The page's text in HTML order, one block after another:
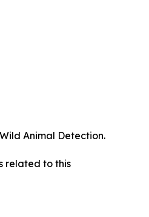
Animal Detection.
related to this